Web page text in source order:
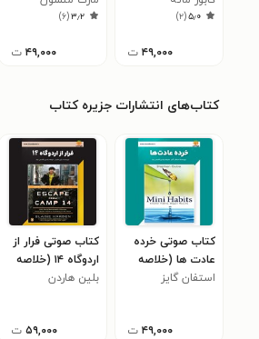
۵٫۰(۲)
۴۹,۰۰۰ ت
کتاب)
۳٫۲(۶)
۴۹,۰۰۰ ت
کتاب‌های انتشارات جزیره کتاب
کتاب صوتی خرده
عادت‌ ها (خلاصه
کتاب)
استفان گایز
۴۹,۰۰۰ ت
کتاب صوتی فرار از
اردوگاه ۱۴ (خلاصه
کتاب)
بلین هاردن
۵۹,۰۰۰ ت